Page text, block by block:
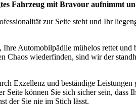
Fahrzeug mit Bravour aufnimmt
zur Seite steht und Ihr
Automobilpädile mühelos rettet
wiederfinden, sind wir der
Exzellenz und beständige
können Sie sich sicher sein, dass
der Sie nie im Stich lässt.